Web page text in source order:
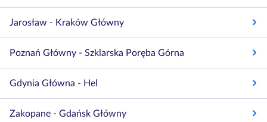
Jarosław - Kraków Główny
Poznań Główny - Szklarska Poręba Górna
Gdynia Główna - Hel
Zakopane - Gdańsk Główny